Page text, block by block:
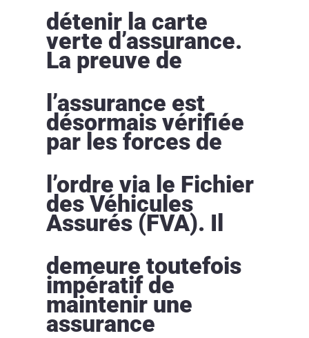
détenir la carte
verte d’assurance.
La preuve de
l’assurance est
désormais vérifiée
par les forces de
l’ordre via le Fichier
des Véhicules
Assurés (FVA). Il
demeure toutefois
impératif de
maintenir une
assurance